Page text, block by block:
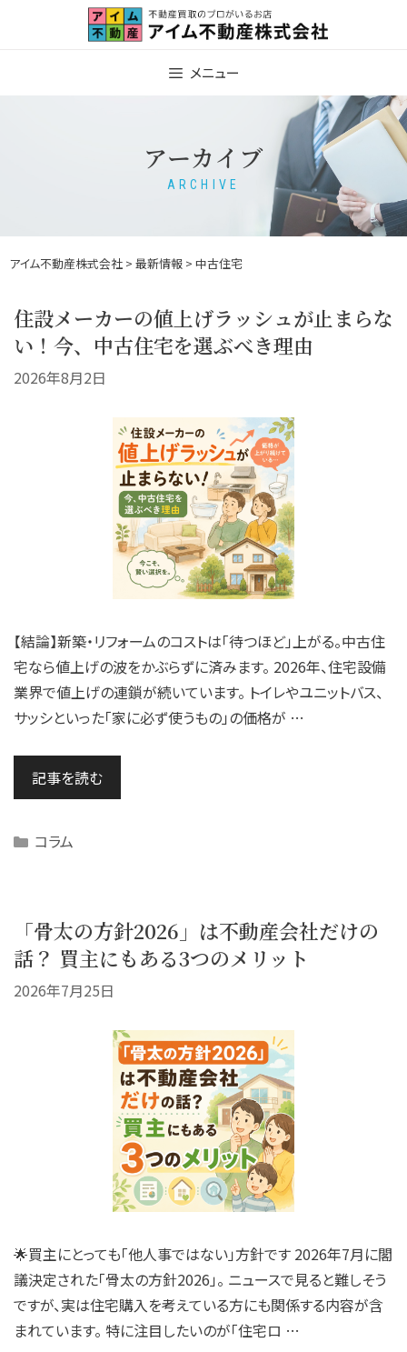
メニュー
アーカイブ
ARCHIVE
アイム不動産株式会社 > 最新情報 > 中古住宅
住設メーカーの値上げラッシュが止まらな
い！今、中古住宅を選ぶべき理由
2026年8月2日
【結論】新築・リフォームのコストは「待つほど」上がる。中古住
宅なら値上げの波をかぶらずに済みます。 2026年、住宅設備
業界で値上げの連鎖が続いています。 トイレやユニットバス、
サッシといった「家に必ず使うもの」の価格が …
記事を読む
Categories
コラム
「骨太の方針2026」は不動産会社だけの
話？ 買主にもある3つのメリット
2026年7月25日
🌟買主にとっても「他人事ではない」方針です 2026年7月に閣
議決定された「骨太の方針2026」。 ニュースで見ると難しそう
ですが、実は住宅購入を考えている方にも関係する内容が含
まれています。 特に注目したいのが「住宅ロ …